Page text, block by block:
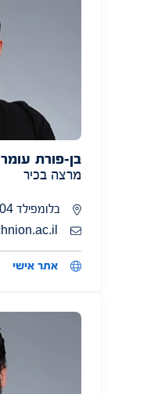
בן-פורת עומר
מרצה בכיר
בלומפילד 504
אתר אישי